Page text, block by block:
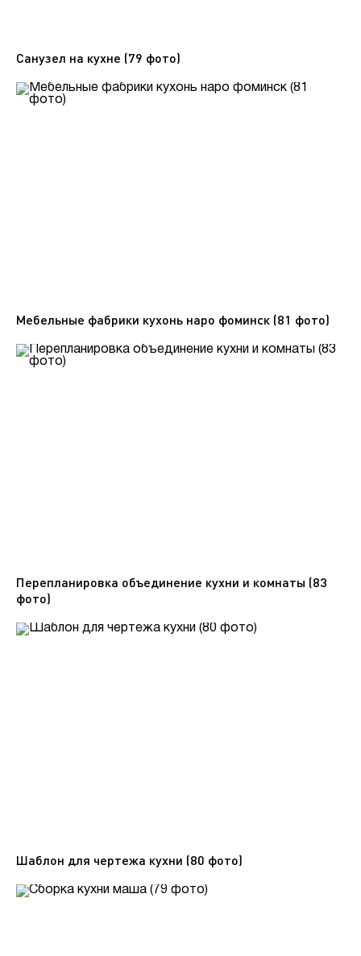
Санузел на кухне (79 фото)
Мебельные фабрики кухонь наро фоминск (81 фото)
Перепланировка объединение кухни и комнаты (83
фото)
Шаблон для чертежа кухни (80 фото)